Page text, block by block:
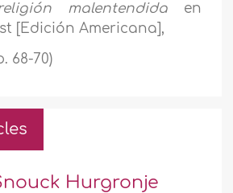
malentendidaen
[Edición Americana],
68-70)
Hurgronje